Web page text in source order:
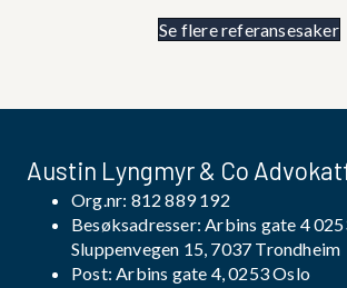
Se flere referansesaker
Austin Lyngmyr & Co
Org.nr: 812 889 192
Besøksadresser: Arbins gate 4
Sluppenvegen 15, 7037 Trondheim
Post: Arbins gate 4, 0253 Oslo